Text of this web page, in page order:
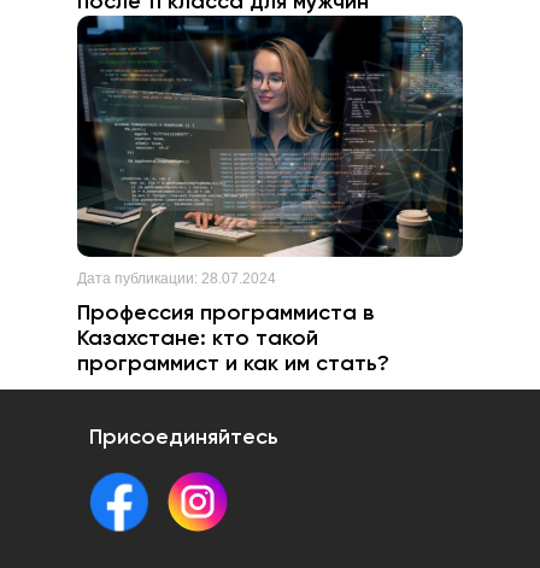
Дата публикации: 28.07.2024
Профессия программиста в
Казахстане: кто такой
программист и как им стать?
Присоединяйтесь